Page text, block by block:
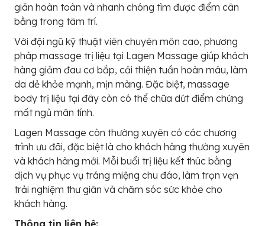
giãn hoàn toàn và nhanh chóng tìm được điểm cân
bằng trong tâm trí.
Với đội ngũ kỹ thuật viên chuyên môn cao, phương
pháp massage trị liệu tại Lagen Massage giúp khách
hàng giảm đau cơ bắp, cải thiện tuần hoàn máu, làm
da dẻ khỏe mạnh, mịn màng. Đặc biệt, massage
body trị liệu tại đây còn có thể chữa dứt điểm chứng
mất ngủ mãn tính.
Lagen Massage còn thường xuyên có các chương
trình ưu đãi, đặc biệt là cho khách hàng thường xuyên
và khách hàng mới. Mỗi buổi trị liệu kết thúc bằng
dịch vụ phục vụ tráng miệng chu đáo, làm trọn vẹn
trải nghiệm thư giãn và chăm sóc sức khỏe cho
khách hàng.